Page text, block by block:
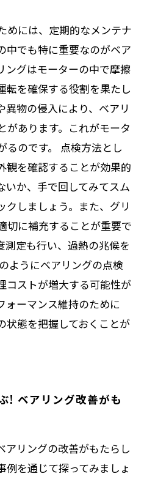
めには、定期的なメンテナ
中でも特に重要なのがベア
ングはモーターの中で摩擦
転を確保する役割を果たし
異物の侵入により、ベアリ
があります。これがモータ
るのです。 点検方法とし
観を確認することが効果的
いか、手で回してみてスム
クしましょう。また、グリ
切に補充することが重要で
測定も行い、過熱の兆候を
ようにベアリングの点検
コストが増大する可能性が
ォーマンス維持のために
状態を把握しておくことが
! ベアリング改善がも
アリングの改善がもたらし
例を通じて探ってみましょ